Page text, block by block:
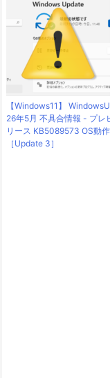
【Windows11】
26年5月 不具合情報 - プレ
リース KB5089573 OS動
［Update 3］